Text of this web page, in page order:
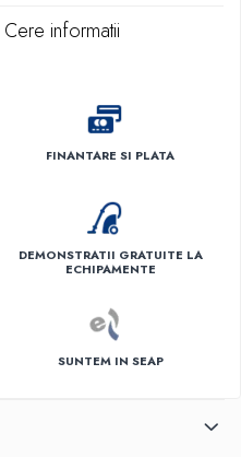
Cere informatii
FINANTARE SI PLATA
DEMONSTRATII GRATUITE LA
ECHIPAMENTE
SUNTEM IN SEAP